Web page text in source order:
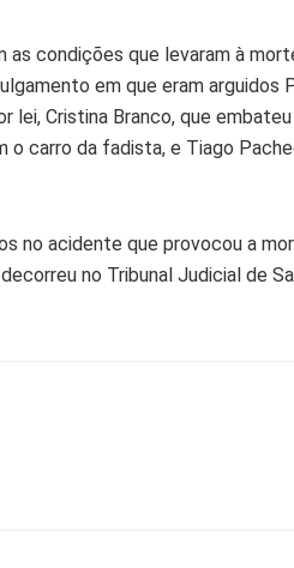
condições que levaram à
em que eram arguidos
lei, Cristina Branco, que
o carro da fadista, e Tiago
no acidente que provocou a
no Tribunal Judicial de